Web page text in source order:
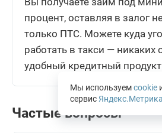
процент, оставляя в залог
только ПТС. Можете куда
работать в такси — никаких
удобный кредитный
Частые вопросы
Мы используемcookie
сервис Яндекс.Метрика